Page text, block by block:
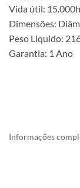
Vida útil: 15.000h
Dimensões:
Peso Liquido:
Garantia: 1 Ano
Informações